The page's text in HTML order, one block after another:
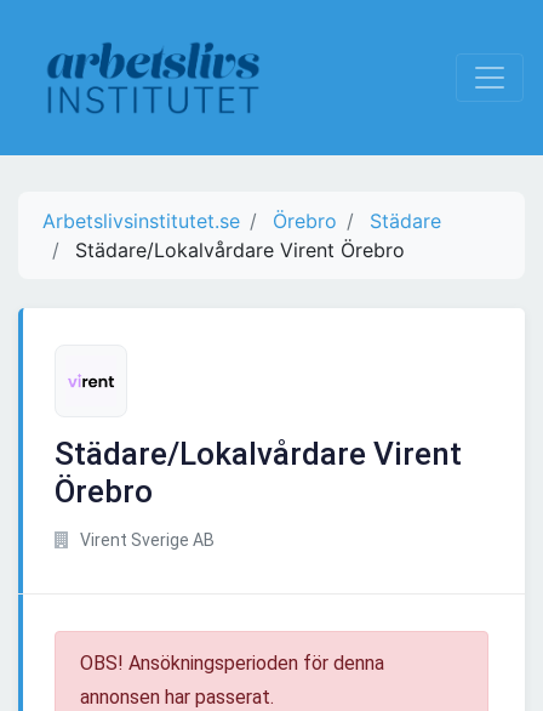
Arbetslivsinstitutet.se Örebro
Städare
Städare/Lokalvårdare Virent Örebro
Städare/Lokalvårdare Virent
Örebro
Virent Sverige AB
OBS! Ansökningsperioden för denna
annonsen har passerat.